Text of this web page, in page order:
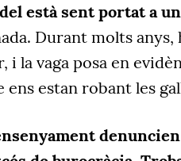
està sent portat a
Durant molts anys,
i la vaga posa en
ens estan robant les